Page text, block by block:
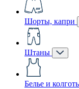
Шорты, капри
Штаны
Белье и